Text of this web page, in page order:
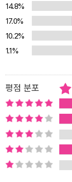
부터 실시됐으며 사
해 인체의 면역력을
만 아니라 여가 생활
는 바다, 갯벌 등 여
는 치유 활동이다.
양치유센터가 개장
유, 심리치유, 승마치유 등
가가 주목해야 할 치유 비즈니스가
산업으로 왜 치유산
증대됐기 때문이다.
어 건강과 행복을 동
의 급속한 고령화 때
의 질병으로 쓸쓸히
14.8%
17.0%
10.2%
1.1%
평점 분포